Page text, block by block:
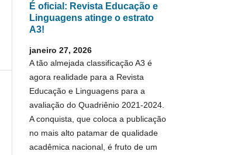
É oficial: Revista Educação e
Linguagens atinge o estrato
A3!
janeiro 27, 2026
A tão almejada classificação A3 é
agora realidade para a Revista
Educação e Linguagens para a
avaliação do Quadriênio 2021-2024.
A conquista, que coloca a publicação
no mais alto patamar de qualidade
acadêmica nacional, é fruto de um